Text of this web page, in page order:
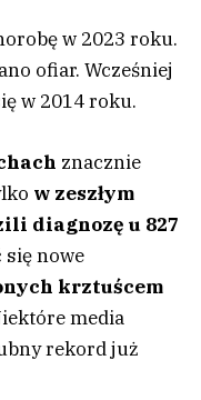
w 2023 roku.
ofiar. Wcześniej
w 2014 roku.
znacznie
w zeszłym
diagnozę u 827
się nowe
krztuścem
media
rekord już